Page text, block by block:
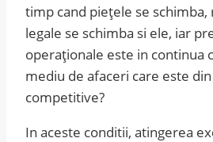
timp cand piețele se
legale se schimba si ele, iar
operaționale este in continua
mediu de afaceri care este
competitive?
In aceste conditii, atingerea